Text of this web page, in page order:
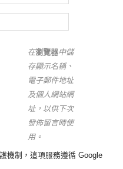
在瀏覽器中儲
存顯示名稱、
電子郵件地址
及個人網站網
址，以供下次
發佈留言時使
用。
機制，這項服務遵循 Google